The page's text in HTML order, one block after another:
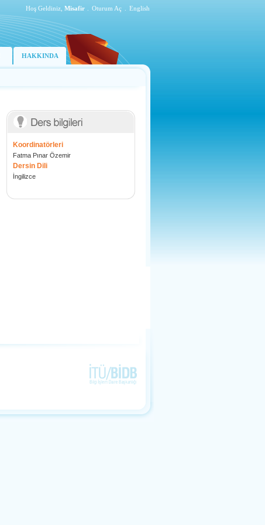
Hoş Geldiniz, Misafir Oturum Aç English
HAKKINDA
Koordinatörleri
Fatma Pınar Özemir
Dersin Dili
İngilizce